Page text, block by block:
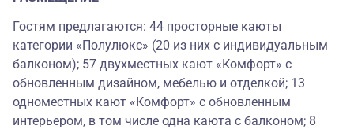
Гостям предлагаются: 44 просторные каюты
категории «Полулюкс» (20 из них с индивидуальным
балконом); 57 двухместных кают «Комфорт» с
обновленным дизайном, мебелью и отделкой; 13
одноместных кают «Комфорт» с обновленным
интерьером, в том числе одна каюта с балконом; 8